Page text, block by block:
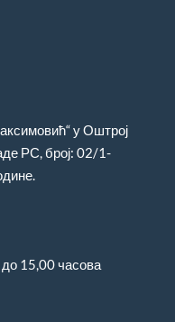
у Оштрој
РС, број: 02/1-
15,00 часова